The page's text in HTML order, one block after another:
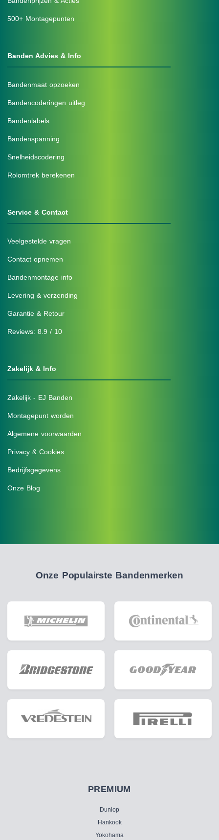
500+ Montagepunten
Banden Advies & Info
Bandenmaat opzoeken
Bandencoderingen uitleg
Bandenlabels
Bandenspanning
Snelheidscodering
Rolomtrek berekenen
Service & Contact
Veelgestelde vragen
Contact opnemen
Bandenmontage info
Levering & verzending
Garantie & Retour
Reviews: 8.9 / 10
Zakelijk & Info
Zakelijk - EJ Banden
Montagepunt worden
Algemene voorwaarden
Privacy & Cookies
Bedrijfsgegevens
Onze Blog
Onze Populairste Bandenmerken
PREMIUM
Dunlop
Hankook
Yokohama